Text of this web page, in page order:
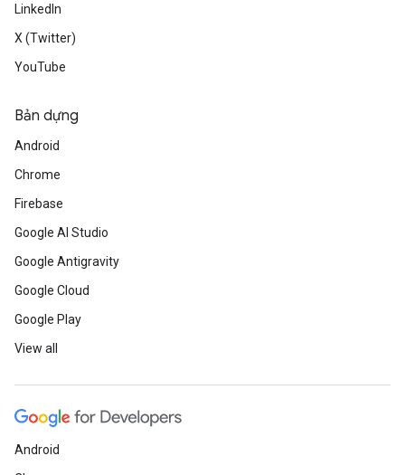
LinkedIn
X (Twitter)
YouTube
Bản dựng
Android
Chrome
Firebase
Google AI Studio
Google Antigravity
Google Cloud
Google Play
View all
Android